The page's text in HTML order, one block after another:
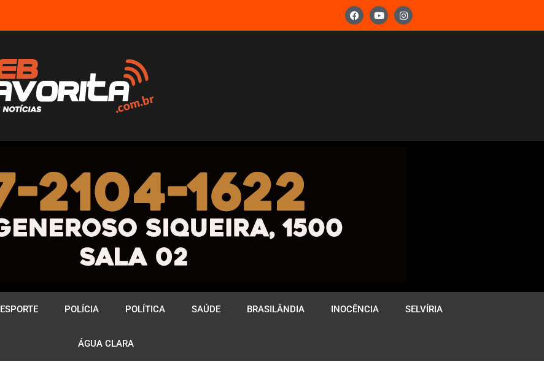
ESPORTE POLÍCIA POLÍTICA SAÚDE BRASILÂNDIA INOCÊNCIA SELVÍRIA
ÁGUA CLARA